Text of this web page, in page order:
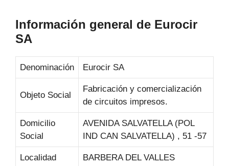
Información general de Eurocir
SA
Denominación Eurocir SA
Objeto Social
Fabricación y comercialización
de circuitos impresos.
Domicilio
Social
AVENIDA SALVATELLA (POL
IND CAN SALVATELLA) , 51 -57
Localidad BARBERA DEL VALLES